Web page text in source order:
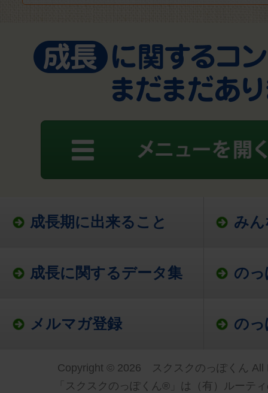
成長期に出来ること み
成長に関するデータ集 の
メルマガ登録 の
Copyright © 2026 スクスクのっぽくん All
「スクスクのっぽくん®」は（有）ルーテ